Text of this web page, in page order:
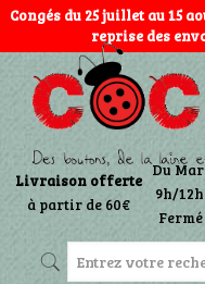
Congés du 25 juillet au 15
reprise des
Livraison offerte
à partir de 60€
Du
9h/